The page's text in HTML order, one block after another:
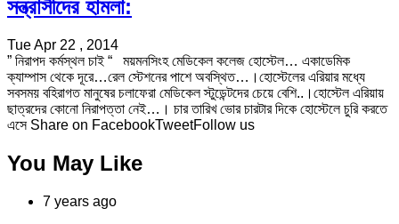
সন্ত্রাসীদের হামলা:
Tue Apr 22 , 2014
” নিরাপদ কর্মস্থল চাই “ ময়মনসিংহ মেডিকেল কলেজ হোস্টেল… একাডেমিক
ক্যাম্পাস থেকে দূরে…রেল স্টেশনের পাশে অবস্থিত…।হোস্টেলের এরিয়ার মধ্যে
সবসময় বহিরাগত মানুষের চলাফেরা মেডিকেল স্টুডেন্টদের চেয়ে বেশি..।হোস্টেল এরিয়ায়
ছাত্রদের কোনো নিরাপত্তা নেই…। চার তারিখ ভোর চারটার দিকে হোস্টেলে চুরি করতে
এসে Share on FacebookTweetFollow us
You May Like
7 years ago